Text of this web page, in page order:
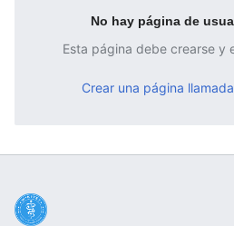
No hay página de
Esta página debe crearse y
Crear una página